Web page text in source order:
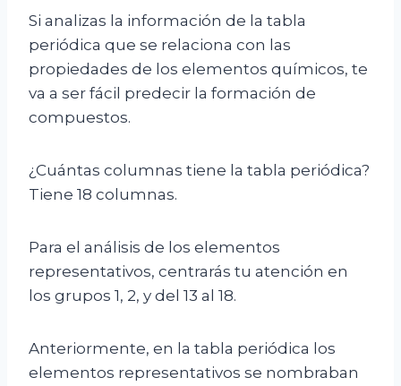
Si analizas la información de la tabla
periódica que se relaciona con las
propiedades de los elementos químicos, te
va a ser fácil predecir la formación de
compuestos.
¿Cuántas columnas tiene la tabla periódica?
Tiene 18 columnas.
Para el análisis de los elementos
representativos, centrarás tu atención en
los grupos 1, 2, y del 13 al 18.
Anteriormente, en la tabla periódica los
elementos representativos se nombraban